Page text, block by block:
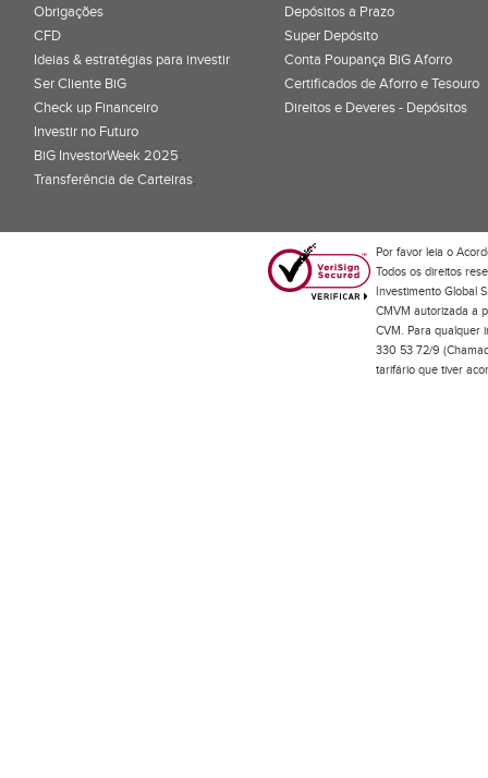
Obrigações
CFD
Ideias & estratégias para investir
Ser Cliente BiG
Check up Financeiro
Investir no Futuro
BiG InvestorWeek 2025;
Transferência de Carteiras;
Depósitos a Prazo
Super Depósito
Conta Poupança BiG Aforro
Certificados de Aforro e Tesouro
Direitos e Deveres - Depósitos
Por favor leia o
Todos os direitos
Investimento Global
CMVM autorizada a
CVM. Para qualquer
330 53 72/9
tarifário que tiver